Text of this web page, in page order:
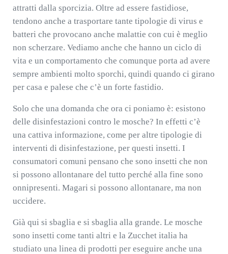
attratti dalla sporcizia. Oltre ad essere fastidiose,
tendono anche a trasportare tante tipologie di virus e
batteri che provocano anche malattie con cui è meglio
non scherzare. Vediamo anche che hanno un ciclo di
vita e un comportamento che comunque porta ad avere
sempre ambienti molto sporchi, quindi quando ci girano
per casa e palese che c’è un forte fastidio.
Solo che una domanda che ora ci poniamo è: esistono
delle disinfestazioni contro le mosche? In effetti c’è
una cattiva informazione, come per altre tipologie di
interventi di disinfestazione, per questi insetti. I
consumatori comuni pensano che sono insetti che non
si possono allontanare del tutto perché alla fine sono
onnipresenti. Magari si possono allontanare, ma non
uccidere.
Già qui si sbaglia e si sbaglia alla grande. Le mosche
sono insetti come tanti altri e la Zucchet italia ha
studiato una linea di prodotti per eseguire anche una